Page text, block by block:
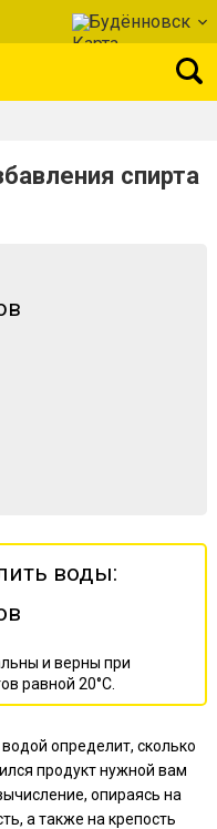
Будённовск
спирта
воды:
и верны при
равной 20°С.
определит, сколько
продукт нужной вам
опираясь на
а также на крепость